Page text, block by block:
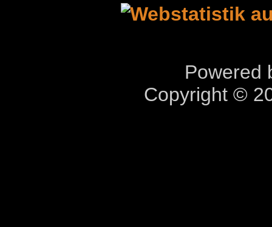
Powered
Copyright ©